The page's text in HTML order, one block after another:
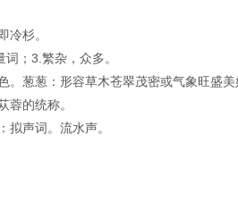
冷杉。
；3.繁杂，众多。
。葱葱：形容草木苍翠茂密或气象旺盛美
蓉的统称。
拟声词。流水声。